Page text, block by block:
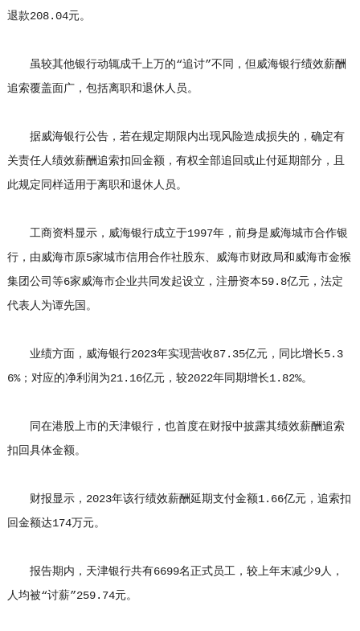
退款208.04元。
虽较其他银行动辄成千上万的“追讨”不同，但威海银行绩效薪酬
追索覆盖面广，包括离职和退休人员。
据威海银行公告，若在规定期限内出现风险造成损失的，确定有
关责任人绩效薪酬追索扣回金额，有权全部追回或止付延期部分，且
此规定同样适用于离职和退休人员。
工商资料显示，威海银行成立于1997年，前身是威海城市合作银
行，由威海市原5家城市信用合作社股东、威海市财政局和威海市金猴
集团公司等6家威海市企业共同发起设立，注册资本59.8亿元，法定
代表人为谭先国。
业绩方面，威海银行2023年实现营收87.35亿元，同比增长5.3
6%；对应的净利润为21.16亿元，较2022年同期增长1.82%。
同在港股上市的天津银行，也首度在财报中披露其绩效薪酬追索
扣回具体金额。
财报显示，2023年该行绩效薪酬延期支付金额1.66亿元，追索扣
回金额达174万元。
报告期内，天津银行共有6699名正式员工，较上年末减少9人，
人均被“讨薪”259.74元。